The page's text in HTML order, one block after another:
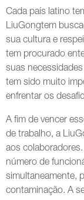
Cada país latino
LiuGongtem
sua cultura e
tem procurado
suas
tem sido muito
enfrentar os
A fim de vencer
de trabalho, a
aos
número de
simultaneamente,
contaminação. A